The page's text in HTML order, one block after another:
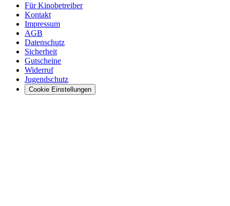
Für Kinobetreiber
Kontakt
Impressum
AGB
Datenschutz
Sicherheit
Gutscheine
Widerruf
Jugendschutz
Cookie Einstellungen